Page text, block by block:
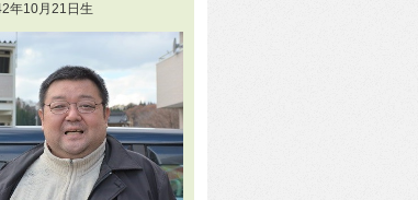
年10月21日生